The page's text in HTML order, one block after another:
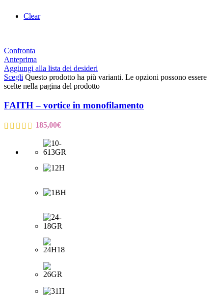
Clear
Confronta
Anteprima
Aggiungi alla lista dei desideri
Scegli Questo prodotto ha più varianti. Le opzioni possono essere
scelte nella pagina del prodotto
FAITH – vortice in monofilamento
185,00€